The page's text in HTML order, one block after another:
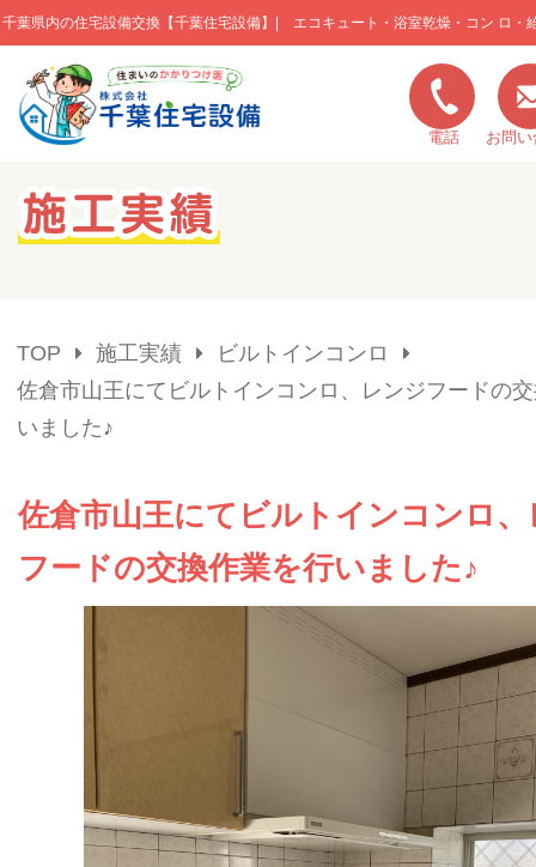
千葉県内の住宅設備交換【千葉住宅設備】| エコキュート・浴室乾燥・コン ロ・
このページの本文へ移動
電話 お問
キャンペーン一覧
TOP 施工実績
ビルトインコンロ
佐倉市山王にてビルトインコンロ、レンジフードの
いました♪
佐倉市山王にてビルトインコンロ
フードの交換作業を行いました♪